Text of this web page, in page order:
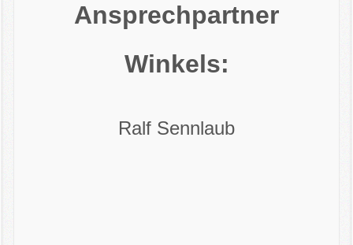
Ansprechpartner
Winkels:
Ralf Sennlaub